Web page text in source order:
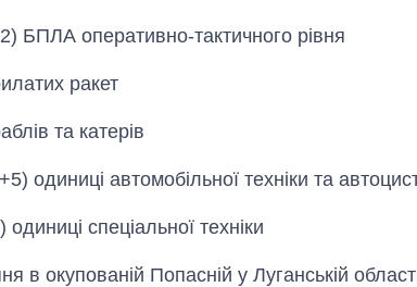
БПЛА оперативно-тактичного рівня
ракет
та катерів
одиниці автомобільної техніки та
одиниці спеціальної техніки
в окупованій Попасній у Луганській